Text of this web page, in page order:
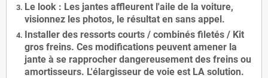
Le look : Les jantes affleurent l'aile de la voiture,
visionnez les photos, le résultat en sans appel.
Installer des ressorts courts / combinés filetés / Kit
gros freins. Ces modifications peuvent amener la
jante à se rapprocher dangereusement des freins ou
amortisseurs. L'élargisseur de voie est LA solution.